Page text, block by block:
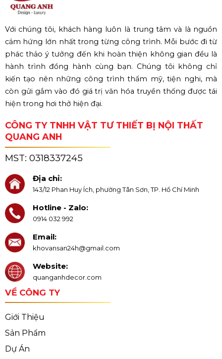
Với chúng tôi, khách hàng luôn là trung tâm và là nguồn
cảm hứng lớn nhất trong từng công trình. Mỗi bước đi từ
phác thảo ý tưởng đến khi hoàn thiện không gian đều là
hành trình đồng hành cùng bạn. Chúng tôi không chỉ
kiến tạo nên những công trình thẩm mỹ, tiện nghi, mà
còn gửi gắm vào đó giá trị văn hóa truyền thống được tái
hiện trong hơi thở hiện đại.
CÔNG TY TNHH VẬT TƯ THIẾT BỊ NỘI THẤT
QUANG ANH
MST: 0318337245
Địa chỉ:
143/12 Phan Huy Ích, phường Tân Sơn, TP. Hồ Chí Minh
Hotline - Zalo:
0914 032 992
Email:
khovansan24h@gmail.com
Website:
quanganhdecor.com
VỀ CÔNG TY
Giới Thiệu
Sản Phẩm
Dự Án